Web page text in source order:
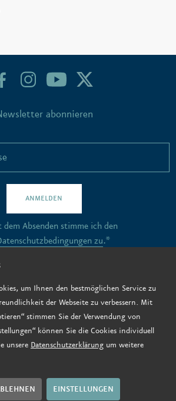
um Ihnen den bestmöglichen Service zu
der Webseite zu verbessern. Mit
stimmen Sie der Verwendung von
können Sie die Cookies individuell
unsere Datenschutzerklärung um weitere
EINSTELLUNGEN
abonnieren
ANMELDEN
dem Absenden stimme ich den
zu.*
Kontakt
Stellenangebote
Anfahrt
Jetzt spenden
Datenschutz